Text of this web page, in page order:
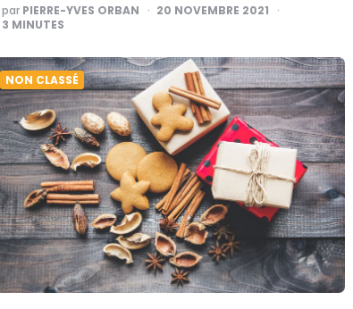
PUBLIÉ
PAR
parPIERRE-YVES ORBAN
20 NOVEMBRE 2021
3 MINUTES
NON CLASSÉ